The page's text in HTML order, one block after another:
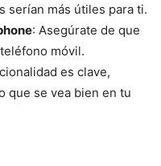
serían más útiles para ti.
: Asegúrate de que
móvil.
es clave,
que se vea bien en tu